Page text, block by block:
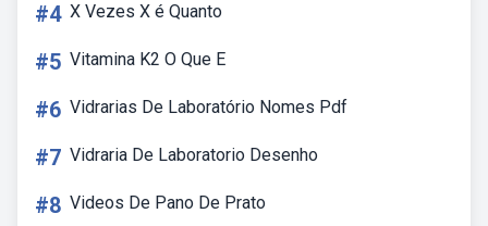
#4 X Vezes X é Quanto
#5 Vitamina K2 O Que E
#6 Vidrarias De Laboratório Nomes Pdf
#7 Vidraria De Laboratorio Desenho
#8 Videos De Pano De Prato